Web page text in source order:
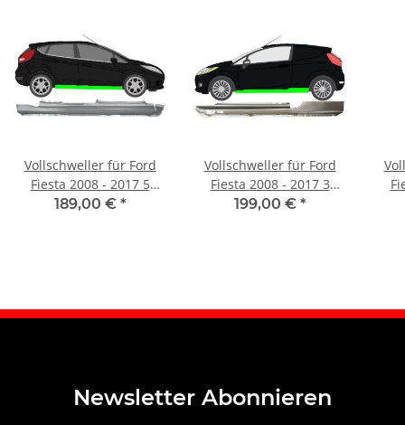
Vollschweller für Ford
Fiesta 2008 - 2017 5
Türer rechts
189,00 € *
Vollschweller für Ford
Fiesta 2008 - 2017 3
Türer links
199,00 € *
Newsletter Abonnieren